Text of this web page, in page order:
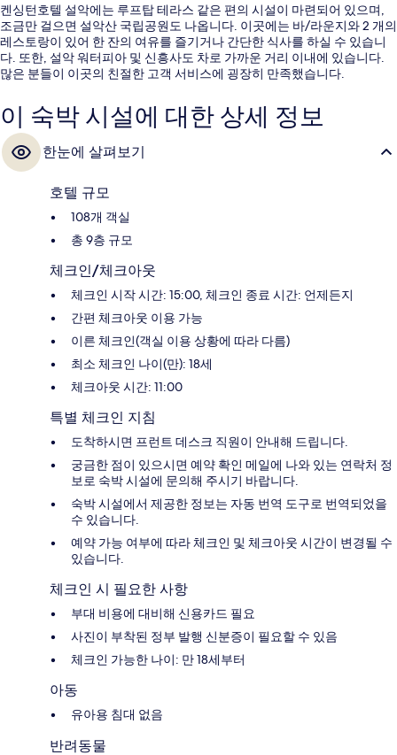
켄싱턴호텔 설악에는 루프탑 테라스 같은 편의 시설이 마련되어 있으며,
조금만 걸으면 설악산 국립공원도 나옵니다. 이곳에는 바/라운지와 2 개의
레스토랑이 있어 한 잔의 여유를 즐기거나 간단한 식사를 하실 수 있습니
다. 또한, 설악 워터피아 및 신흥사도 차로 가까운 거리 이내에 있습니다.
많은 분들이 이곳의 친절한 고객 서비스에 굉장히 만족했습니다.
이 숙박 시설에 대한 상세 정보
한눈에 살펴보기
호텔 규모
108개 객실
총 9층 규모
체크인/체크아웃
체크인 시작 시간: 15:00, 체크인 종료 시간: 언제든지
간편 체크아웃 이용 가능
이른 체크인(객실 이용 상황에 따라 다름)
최소 체크인 나이(만): 18세
체크아웃 시간: 11:00
특별 체크인 지침
도착하시면 프런트 데스크 직원이 안내해 드립니다.
궁금한 점이 있으시면 예약 확인 메일에 나와 있는 연락처 정
보로 숙박 시설에 문의해 주시기 바랍니다.
숙박 시설에서 제공한 정보는 자동 번역 도구로 번역되었을
수 있습니다.
예약 가능 여부에 따라 체크인 및 체크아웃 시간이 변경될 수
있습니다.
체크인 시 필요한 사항
부대 비용에 대비해 신용카드 필요
사진이 부착된 정부 발행 신분증이 필요할 수 있음
체크인 가능한 나이: 만 18세부터
아동
유아용 침대 없음
반려동물